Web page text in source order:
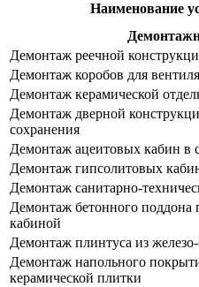
Наименование
Демонтаж реечной
Демонтаж коробов для
Демонтаж керамической
Демонтаж дверной
сохранения
Демонтаж ацеитовых кабин в
Демонтаж гипсолитовых
Демонтаж санитарно-
Демонтаж бетонного поддона
кабиной
Демонтаж плинтуса из железо-
Демонтаж напольного
керамической плитки